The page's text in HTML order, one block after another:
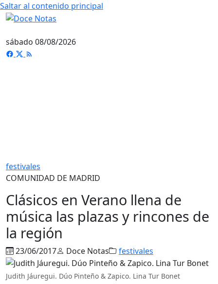
Saltar al contenido principal
sábado 08/08/2026
festivales
COMUNIDAD DE MADRID
Clásicos en Verano llena de
música las plazas y rincones de
la región
23/06/2017 Doce Notas festivales
Judith Jáuregui. Dúo Pinteño & Zapico. Lina Tur Bonet